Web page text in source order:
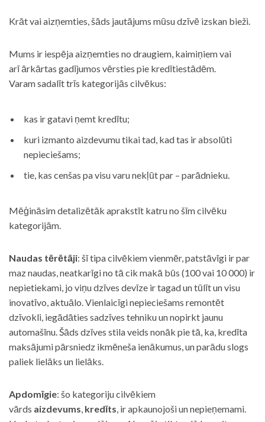
Krāt vai aizņemties, šāds jautājums mūsu dzīvē izskan bieži.
Mums ir iespēja aizņemties no draugiem, kaimiņiem vai
arī ārkārtas gadījumos vērsties pie kredītiestādēm.
Varam sadalīt trīs kategorijās cilvēkus:
kas ir gatavi ņemt kredītu;
kuri izmanto aizdevumu tikai tad, kad tas ir absolūti
nepieciešams;
tie, kas cenšas pa visu varu nekļūt par – parādnieku.
Mēģināsim detalizētāk aprakstīt katru no šīm cilvēku
kategorijām.
Naudas tērētāji: šī tipa cilvēkiem vienmēr, patstāvīgi ir par
maz naudas, neatkarīgi no tā cik makā būs (100 vai 10 000) ir
nepietiekami, jo viņu dzīves devīze ir tagad un tūlīt un visu
inovatīvo, aktuālo. Vienlaicīgi nepieciešams remontēt
dzīvokli, iegādāties sadzīves tehniku un nopirkt jaunu
automašīnu. Šāds dzīves stila veids nonāk pie tā, ka, kredīta
maksājumi pārsniedz ikmēneša ienākumus, un parādu slogs
paliek lielāks un lielāks.
Apdomīgie: šo kategoriju cilvēkiem
vārds aizdevums, kredīts, ir apkaunojoši un nepieņemami.